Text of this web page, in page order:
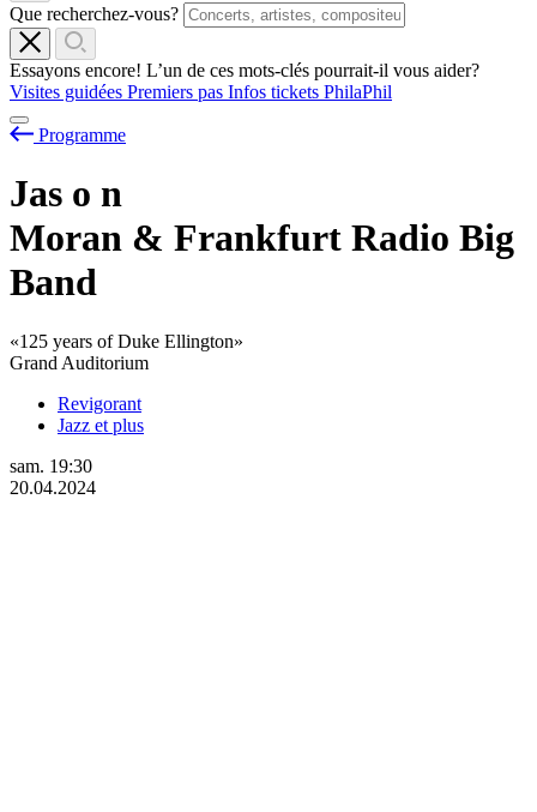
Que recherchez-vous?
Essayons encore! L’un de ces mots-clés pourrait-il vous aider?
Visites guidées Premiers pas Infos tickets PhilaPhil
Programme
Jas o n
Moran & Frankfurt Radio Big
Band
«125 years of Duke Ellington»
Grand Auditorium
Revigorant
Jazz et plus
sam. 19:30
20.04.2024